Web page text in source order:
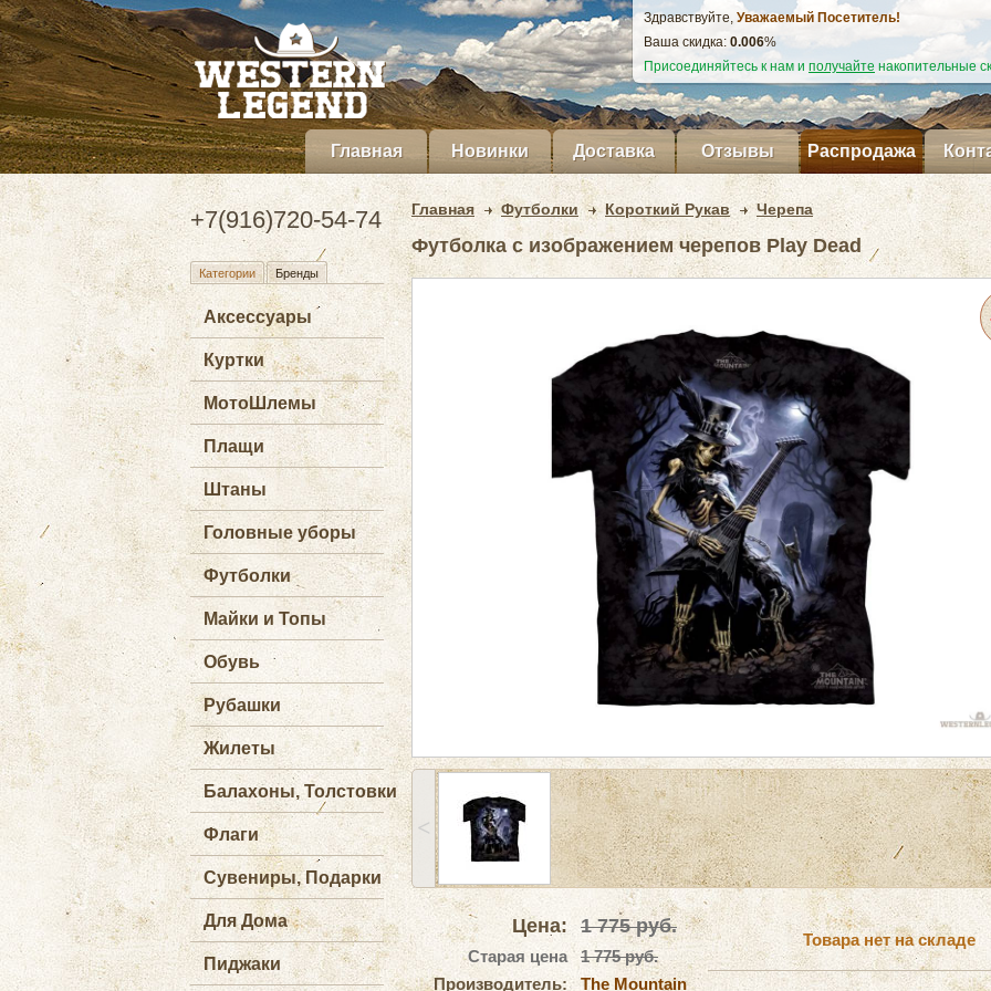
Здравствуйте, Уважаемый Посетитель!
Ваша скидка: 0.007%
Присоединяйтесь к нам и получайте накопительные
Главная Новинки Доставка Отзывы Распродажа
+7(916)720-54-74
Категории Бренды
Аксессуары
Куртки
МотоШлемы
Плащи
Штаны
Головные уборы
Футболки
Майки и Топы
Обувь
Рубашки
Жилеты
Балахоны, Толстовки
Флаги
Сувениры, Подарки
Для Дома
Пиджаки
Главная Футболки Короткий Рукав Черепа
Футболка с изображением черепов Play Dead
˂
Цена: 1 775руб.
Старая цена
1 775 руб.
Производитель:
The Mountain
Товара нет на складе